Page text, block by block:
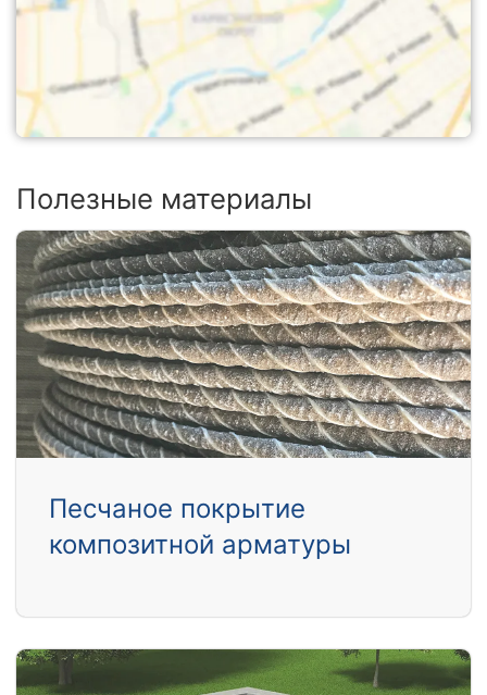
Полезные материалы
Песчаное покрытие
композитной арматуры